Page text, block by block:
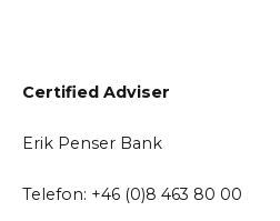
Certified Adviser
Erik Penser Bank
Telefon: +46 (0)8 463 80 00